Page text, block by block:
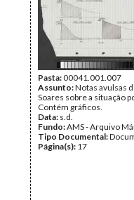
Pasta:00041.001.007
Assunto:Notas avulsas
Soares sobre a situação
Contém gráficos.
Data: s.d.
Fundo:AMS - Arquivo
Tipo Documental:
Página(s): 17